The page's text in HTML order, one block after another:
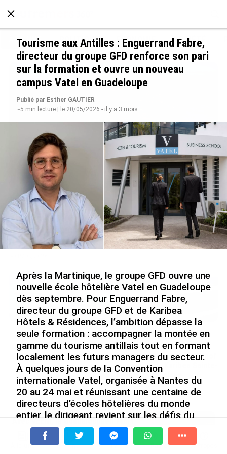
À LA UNE POLITIQUE ECONOMIE SOCIÉTÉ
SÉRIE. Histoire des chefs-lieux d’Outre-mer :
Nouméa, une capitale construite par le bagne,
le nickel et le Pacifique
Rapport 2025 de l’Ifremer :
un engagement décisif dans
les Outre-mer
le 07/08/2026
De Messi à Trump :
l’expérience internationale
du Martiniquais Benoît Etinof
au service du Karibea Sainte-
Luce en Martinique
le 07/08/2026
Avec VEENI, le Guadeloupéen Yanis
Foy entend participer au
développement tourist...
À la une Tv Radio A Propos
Tourisme aux Antilles : Enguerrand Fabre,
directeur du groupe GFD renforce son pari
sur la formation et ouvre un nouveau
campus Vatel en Guadeloupe
Publié par Esther GAUTIER
~5 min lecture | le 20/05/2026 - il y a 3 mois
Après la Martinique, le groupe GFD ouvre une
nouvelle école hôtelière Vatel en Guadeloupe
dès septembre. Pour Enguerrand Fabre,
directeur du groupe GFD et de Karibea
Hôtels & Résidences, l’ambition dépasse la
seule formation : accompagner la montée en
gamme du tourisme antillais tout en formant
localement les futurs managers du secteur.
À quelques jours de la Convention
internationale Vatel, organisée à Nantes du
20 au 24 mai et réunissant une centaine de
directeurs d’écoles hôtelières du monde
entier, le dirigeant revient sur les défis du
tourisme antillais, le pari de la formation
locale et sa vision d’une filière plus